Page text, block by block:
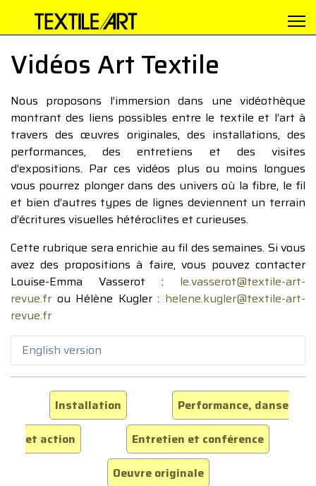
Vidéos Art Textile
Nous proposons l’immersion dans une vidéothèque
montrant des liens possibles entre le textile et l’art à
travers des œuvres originales, des installations, des
performances, des entretiens et des visites
d’expositions. Par ces vidéos plus ou moins longues
vous pourrez plonger dans des univers où la fibre, le fil
et bien d’autres types de lignes deviennent un terrain
d’écritures visuelles hétéroclites et curieuses.
Cette rubrique sera enrichie au fil des semaines. Si vous
avez des propositions à faire, vous pouvez contacter
Louise-Emma Vasserot : le.vasserot@textile-art-
revue.fr ou Hélène Kugler : helene.kugler@textile-art-
revue.fr
English version
Installation
Performance, danse
et action
Entretien et conférence
Oeuvre originale